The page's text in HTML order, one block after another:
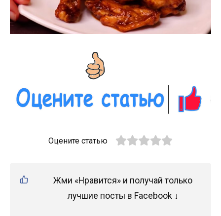
Оцените статью
Жми «Нравится» и получай только
лучшие посты в Facebook ↓